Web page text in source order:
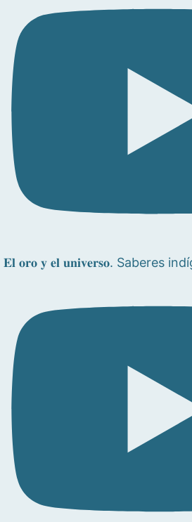
𝐄𝐥 𝐨𝐫𝐨 𝐲 𝐞𝐥 𝐮𝐧𝐢𝐯𝐞𝐫𝐬𝐨. Saberes